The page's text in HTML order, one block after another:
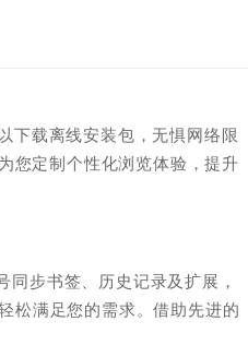
下载离线安装包，无惧网络限
您定制个性化浏览体验，提升
步书签、历史记录及扩展，
松满足您的需求。借助先进的